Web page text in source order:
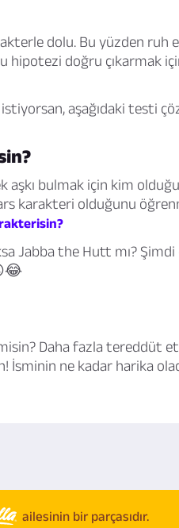
dolu. Bu yüzden ruh
hipotezi doğru çıkarmak
aşağıdaki testi
aşkı bulmak için kim
karakteri olduğunu
Jabba the Hutt mı?
Daha fazla tereddüt
İsminin ne kadar harika
ailesinin bir parçasıdır.